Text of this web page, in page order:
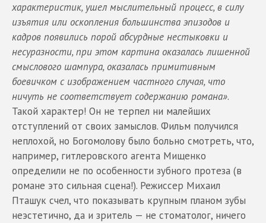
характеристик, ушел мыслительный процесс, в силу
изъятия или оскопления большинства эпизодов и
кадров появились порой абсурдные нестыковки и
несуразности, при этом картина оказалась лишенной
смыслового шампура, оказалась примитивным
боевичком с изображением частного случая, что
ничуть не соответствует содержанию романа».
Такой характер! Он не терпел ни малейших
отступлений от своих замыслов. Фильм получился
неплохой, но Богомолову было больно смотреть, что,
например, гитлеровского агента Мищенко
определили не по особенности зубного протеза (в
романе это сильная сцена!). Режиссер Михаил
Пташук счел, что показывать крупным планом зубы
неэстетично, да и зритель — не стоматолог, ничего